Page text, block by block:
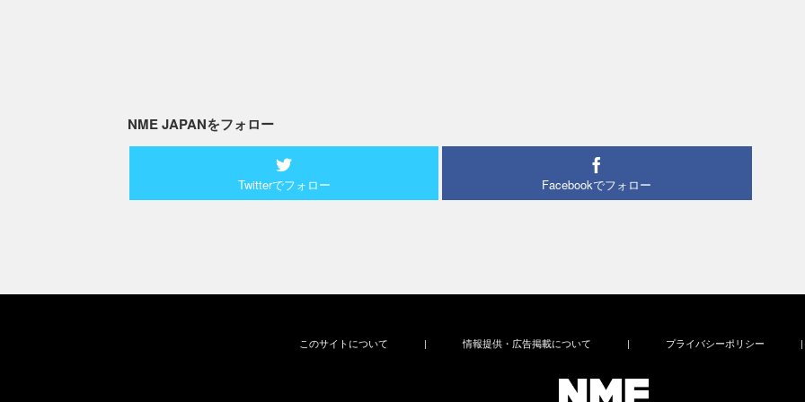
NME JAPANをフォロー
Twitterでフォロー Facebookでフォロー
このサイトについて | 情報提供・広告掲載について | プライバシーポリシー |